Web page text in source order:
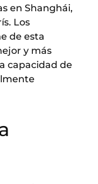
en Shanghái,
Los
de esta
y más
capacidad de